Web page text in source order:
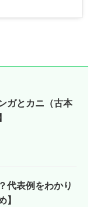
ガとカニ（古本
代表例をわかり